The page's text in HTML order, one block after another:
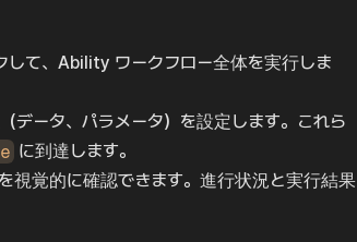
して、Ability ワークフロー全体を実行しま
データ、パラメータ）を設定します。これら
に到達します。
視覚的に確認できます。進行状況と実行結果